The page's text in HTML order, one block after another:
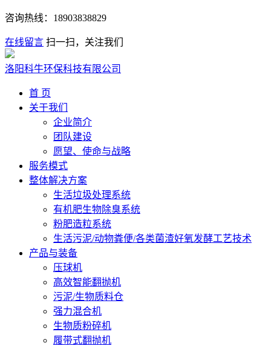
咨询热线： 18903838829
在线留言 扫一扫，关注我们
洛阳科牛环保科技有限公司
首 页
关于我们
企业简介
团队建设
愿望、使命与战略
服务模式
整体解决方案
生活垃圾处理系统
有机肥生物除臭系统
粉肥造粒系统
生活污泥/动物粪便/各类菌渣好氧发酵工艺技术
产品与装备
压球机
高效智能翻抛机
污泥/生物质料仓
强力混合机
生物质粉碎机
履带式翻抛机